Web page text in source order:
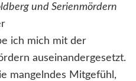
und Serienmördern
ich mich mit der
auseinandergesetzt.
mangelndes Mitgefühl,